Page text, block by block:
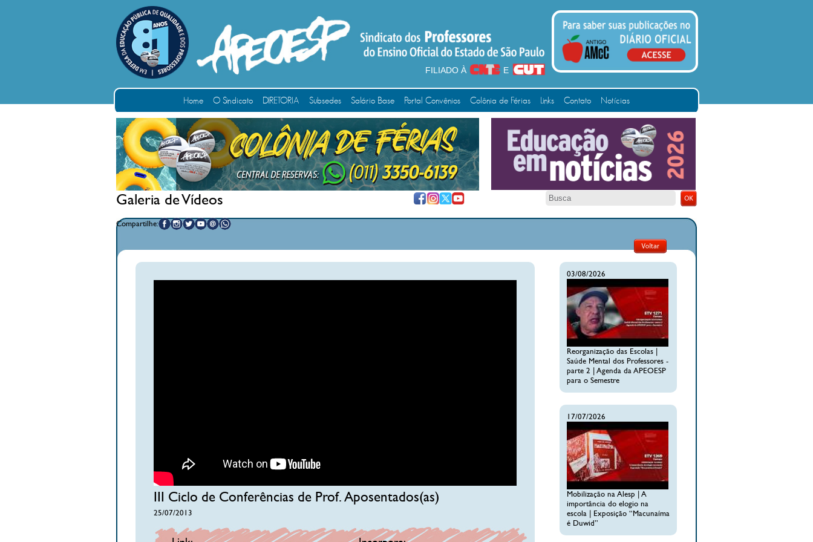
FILIADO À E
Home O Sindicato DIRETORIA Subsedes Salário Base Portal Convênios Colônia de Férias Links Contato Notícias
Galeria de Vídeos
Compartilhe:
III Ciclo de Conferências de Prof. Aposentados(as)
25/07/2013
03/08/2026
Reorganização das Escolas |
Saúde Mental dos Professores -
parte 2 | Agenda da APEOESP
para o Semestre
17/07/2026
Mobilização na Alesp | A
importância do elogio na
escola | Exposição “Macunaíma
é Duwid”